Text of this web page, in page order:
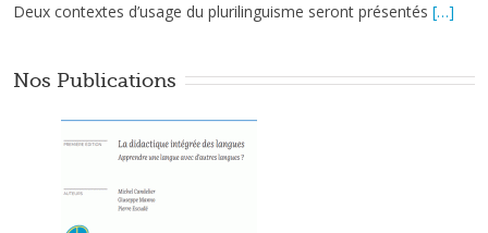
Deux contextes d’usage du plurilinguisme seront présentés […]
Nos Publications